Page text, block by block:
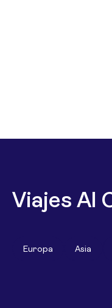
Viajes Al
Europa Asia